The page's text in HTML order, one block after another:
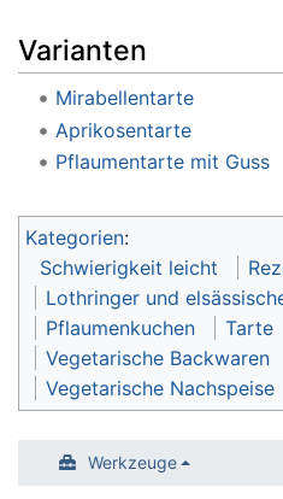
Varianten
Mirabellentarte
Aprikosentarte
Pflaumentarte mit Guss
Kategorien:
Schwierigkeit leicht
Lothringer und
Pflaumenkuchen
Tarte
Vegetarische Backwaren
Vegetarische Nachspeise
Werkzeuge